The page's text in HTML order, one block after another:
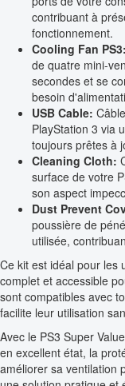
contribuant à
fonctionnement.
Cooling Fan PS3:
de quatre mini-
secondes et se
besoin
USB Cable:
PlayStation 3 via
toujours prêtes à
Cleaning Cloth:
surface de votre
son aspect
Dust Prevent
poussière de
utilisée,
Ce kit est idéal pour les
complet et accessible
sont compatibles avec
facilite leur utilisation
Avec le PS3 Super
en excellent état, la
améliorer sa ventilation